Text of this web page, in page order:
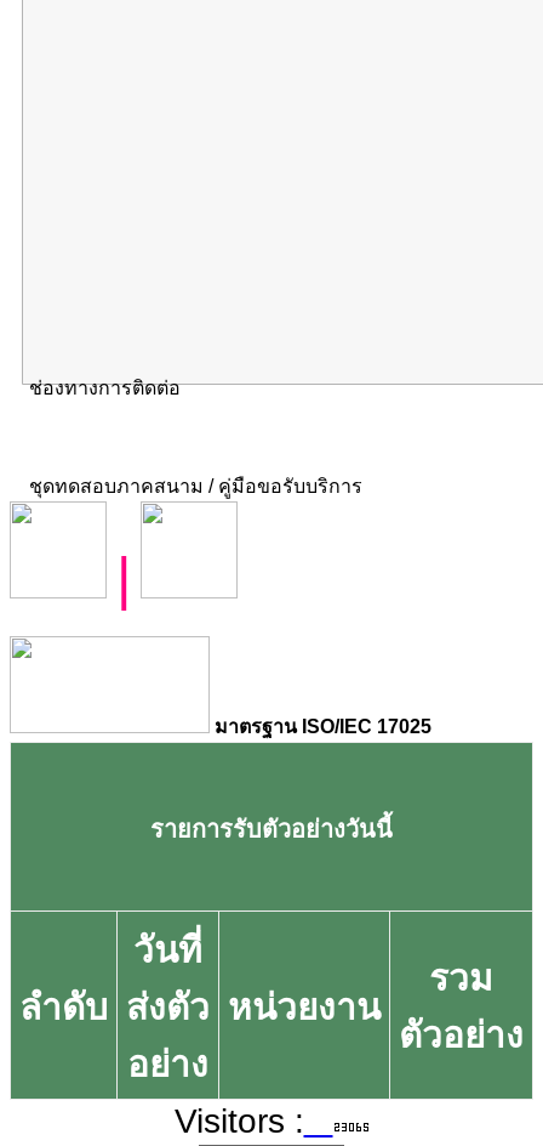
ช่องทางการติดต่อ
ชุดทดสอบภาคสนาม / คู่มือขอรับบริการ
มาตรฐาน ISO/IEC 17025
รายการรับตัวอย่างวันนี้
ลำดับ
วันที่
ส่งตัว
อย่าง
หน่วยงาน
รวม
ตัวอย่าง
Visitors :